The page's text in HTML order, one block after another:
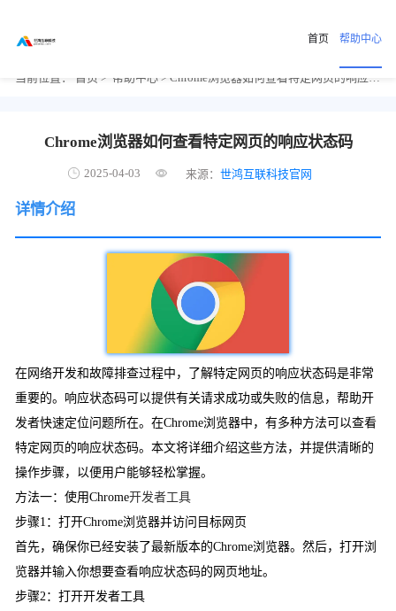
首页 帮助中心
当前位置： 首页 > 帮助中心 > Chrome浏览器如何查看特定网页的响应状态码
Chrome浏览器如何查看特定网页的响应状态码
2025-04-03 来源：世鸿互联科技官网
详情介绍
在网络开发和故障排查过程中，了解特定网页的响应状态码是非常
重要的。响应状态码可以提供有关请求成功或失败的信息，帮助开
发者快速定位问题所在。在Chrome浏览器中，有多种方法可以查看
特定网页的响应状态码。本文将详细介绍这些方法，并提供清晰的
操作步骤，以便用户能够轻松掌握。
方法一：使用Chrome开发者工具
步骤1：打开Chrome浏览器并访问目标网页
首先，确保你已经安装了最新版本的Chrome浏览器。然后，打开浏
览器并输入你想要查看响应状态码的网页地址。
步骤2：打开开发者工具